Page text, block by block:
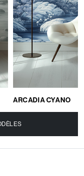
ARCADIA CYANO